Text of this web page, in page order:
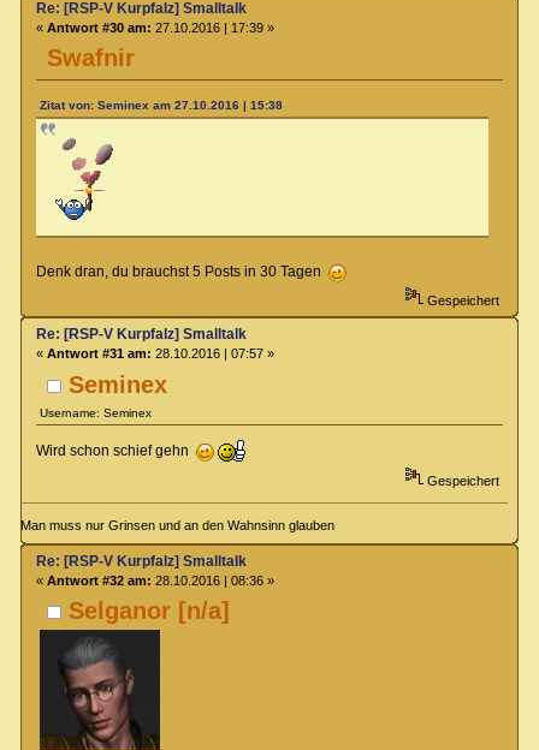
Swafnir
Re: [RSP-V Kurpfalz] Smalltalk
« Antwort #30 am: 27.10.2016 | 17:39 »
Zitat von: Seminex am 27.10.2016 | 15:38
Denk dran, du brauchst 5 Posts in 30 Tagen
Gespeichert
Seminex
Username: Seminex
Re: [RSP-V Kurpfalz] Smalltalk
« Antwort #31 am: 28.10.2016 | 07:57 »
Wird schon schief gehn
Gespeichert
Man muss nur Grinsen und an den Wahnsinn glauben
Selganor [n/a]
Re: [RSP-V Kurpfalz] Smalltalk
« Antwort #32 am: 28.10.2016 | 08:36 »